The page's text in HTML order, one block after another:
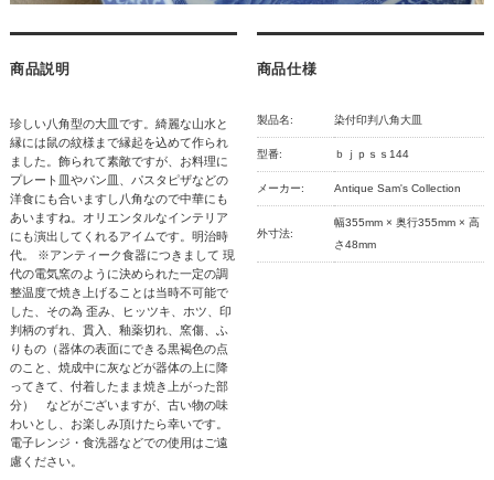
商品説明
珍しい八角型の大皿です。綺麗な山水と
縁には鼠の紋様まで縁起を込めて作られ
ました。飾られて素敵ですが、お料理に
プレート皿やパン皿、パスタピザなどの
洋食にも合いますし八角なので中華にも
あいますね。オリエンタルなインテリア
にも演出してくれるアイムです。明治時
代。 ※アンティーク食器につきまして 現
代の電気窯のように決められた一定の調
整温度で焼き上げることは当時不可能で
した、その為 歪み、ヒッツキ、ホツ、印
判柄のずれ、貫入、釉薬切れ、窯傷、ふ
りもの（器体の表面にできる黒褐色の点
のこと、焼成中に灰などが器体の上に降
ってきて、付着したまま焼き上がった部
分） などがございますが、古い物の味
わいとし、お楽しみ頂けたら幸いです。
電子レンジ・食洗器などでの使用はご遠
慮ください。
商品仕様
製品名: 染付印判八角大皿
型番: ｂｊｐｓｓ144
メーカー: Antique Sam's Collection
外寸法:
幅355mm × 奥行355mm × 高
さ48mm